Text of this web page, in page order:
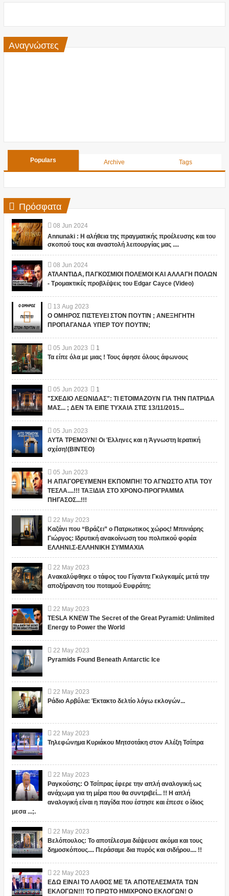
Αναγνώστες
Populars Archive Tags
Πρόσφατα
08 Jun 2024
Annunaki : Η αλήθεια της πραγματικής προέλευσης και του
σκοπού τους και αναστολή λειτουργίας μας ....
08 Jun 2024
ΑΤΛΑΝΤΙΔΑ, ΠΑΓΚΟΣΜΙΟΙ ΠΟΛΕΜΟΙ ΚΑΙ ΑΛΛΑΓΗ ΠΟΛΩΝ
- Τρομακτικές προβλέψεις του Edgar Cayce (Video)
13 Aug 2023
Ο ΟΜΗΡΟΣ ΠΙΣΤΕΥΕΙ ΣΤΟΝ ΠΟΥΤΙΝ ; ΑΝΕΞΗΓΗΤΗ
ΠΡΟΠΑΓΑΝΔΑ ΥΠΕΡ ΤΟΥ ΠΟΥΤΙΝ;
05 Jun 2023
1
Τα είπε όλα με μιας ! Τους άφησε όλους άφωνους
05 Jun 2023
1
"ΣΧΕΔΙΟ ΛΕΩΝΙΔΑΣ": ΤΙ ΕΤΟΙΜΑΖΟΥΝ ΓΙΑ ΤΗΝ ΠΑΤΡΙΔΑ
ΜΑΣ... ; ΔΕΝ ΤΑ ΕΙΠΕ ΤΥΧΑΙΑ ΣΤΙΣ 13/11/2015...
05 Jun 2023
ΑΥΤΑ ΤΡΕΜΟΥΝ! Οι Έλληνες και η Άγνωστη Ιερατική
σχέση!(ΒΙΝΤΕΟ)
05 Jun 2023
Η ΑΠΑΓΟΡΕΥΜΕΝΗ ΕΚΠΟΜΠΗ! ΤΟ ΑΓΝΩΣΤΟ ΑΤΙΑ ΤΟΥ
ΤΕΣΛΑ....!!! ΤΑΞΙΔΙΑ ΣΤΟ ΧΡΟΝΟ-ΠΡΟΓΡΑΜΜΑ
ΠΗΓΑΣΟΣ...!!!
22 May 2023
Καζάνι που “Βράζει” ο Πατριωτικος χώρος! Μπινιάρης
Γιώργος: Ιδρυτική ανακοίνωση του πολιτικού φορέα
ΕΛΛΗΝΙ.Σ-ΕΛΛΗΝΙΚΗ ΣΥΜΜΑΧΙΑ
22 May 2023
Ανακαλύφθηκε ο τάφος του Γίγαντα Γκιλγκαμές μετά την
αποξήρανση του ποταμού Ευφράτη;
22 May 2023
TESLA KNEW The Secret of the Great Pyramid: Unlimited
Energy to Power the World
22 May 2023
Pyramids Found Beneath Antarctic Ice
22 May 2023
Ράδιο Αρβύλα: Έκτακτο δελτίο λόγω εκλογών...
22 May 2023
Τηλεφώνημα Κυριάκου Μητσοτάκη στον Αλέξη Τσίπρα
22 May 2023
Ραγκούσης: Ο Τσίπρας έφερε την απλή αναλογική ως
ανάχωμα για τη μέρα που θα συντριβεί... !! Η απλή
αναλογική είναι η παγίδα που έστησε και έπεσε ο ίδιος
μεσα ...;.
22 May 2023
Βελόπουλος: Το αποτέλεσμα διέψευσε ακόμα και τους
δημοσκόπους.... Περάσαμε δια πυρός και σιδήρου.... !!
22 May 2023
ΕΔΩ ΕΙΝΑΙ ΤΟ ΛΑΘΟΣ ΜΕ ΤΑ ΑΠΟΤΕΛΕΣΜΑΤΑ ΤΩΝ
ΕΚΛΟΓΩΝ!!! ΤΟ ΠΡΩΤΟ ΗΜΙΧΡΟΝΟ ΕΚΛΟΓΩΝ! Ο